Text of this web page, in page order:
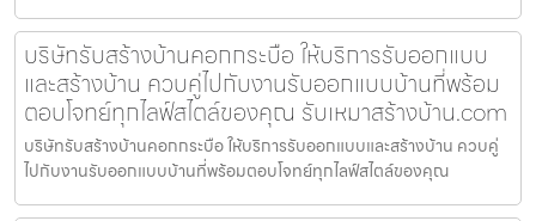
บริษัทรับสร้างบ้านคอกกระบือ ให้บริการรับออกแบบ
และสร้างบ้าน ควบคู่ไปกับงานรับออกแบบบ้านที่พร้อม
ตอบโจทย์ทุกไลฟ์สไตล์ของคุณ รับเหมาสร้างบ้าน.com
บริษัทรับสร้างบ้านคอกกระบือ ให้บริการรับออกแบบและสร้างบ้าน ควบคู่
ไปกับงานรับออกแบบบ้านที่พร้อมตอบโจทย์ทุกไลฟ์สไตล์ของคุณ